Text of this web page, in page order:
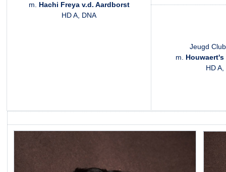
m. Hachi Freya v.d. Aardborst
HD A, DNA
Jeugd
m. Houwaert's
HD A,